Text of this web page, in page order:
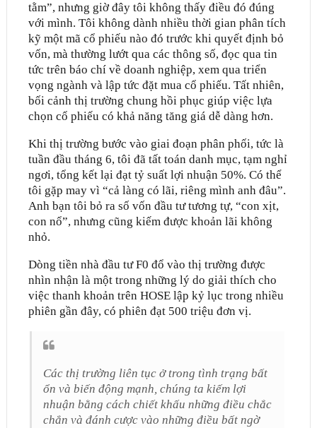
tằm”, nhưng giờ đây tôi không thấy điều đó đúng
với mình. Tôi không dành nhiều thời gian phân tích
kỹ một mã cổ phiếu nào đó trước khi quyết định bỏ
vốn, mà thường lướt qua các thông số, đọc qua tin
tức trên báo chí về doanh nghiệp, xem qua triển
vọng ngành và lập tức đặt mua cổ phiếu. Tất nhiên,
bối cảnh thị trường chung hồi phục giúp việc lựa
chọn cổ phiếu có khả năng tăng giá dễ dàng hơn.
Khi thị trường bước vào giai đoạn phân phối, tức là
tuần đầu tháng 6, tôi đã tất toán danh mục, tạm nghỉ
ngơi, tổng kết lại đạt tỷ suất lợi nhuận 50%. Có thể
tôi gặp may vì “cả làng có lãi, riêng mình anh đâu”.
Anh bạn tôi bỏ ra số vốn đầu tư tương tự, “con xịt,
con nổ”, nhưng cũng kiếm được khoản lãi không
nhỏ.
Dòng tiền nhà đầu tư F0 đổ vào thị trường được
nhìn nhận là một trong những lý do giải thích cho
việc thanh khoản trên HOSE lập kỷ lục trong nhiều
phiên gần đây, có phiên đạt 500 triệu đơn vị.
Các thị trường liên tục ở trong tình trạng bất
ổn và biến động mạnh, chúng ta kiếm lợi
nhuận bằng cách chiết khấu những điều chắc
chắn và đánh cược vào những điều bất ngờ